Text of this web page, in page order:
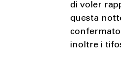
di voler
questa
confermato
inoltre i